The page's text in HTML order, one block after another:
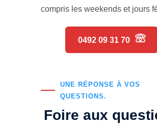
compris les weekends et jours
0492 09 31 70
UNE RÉPONSE À VOS
QUESTIONS.
Foire aux